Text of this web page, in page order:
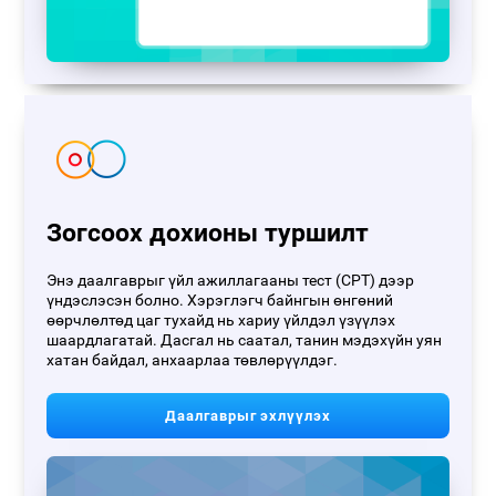
Зогсоох дохионы туршилт
Энэ даалгаврыг үйл ажиллагааны тест (CPT) дээр
үндэслэсэн болно. Хэрэглэгч байнгын өнгөний
өөрчлөлтөд цаг тухайд нь хариу үйлдэл үзүүлэх
шаардлагатай. Дасгал нь саатал, танин мэдэхүйн уян
хатан байдал, анхаарлаа төвлөрүүлдэг.
Даалгаврыг эхлүүлэх